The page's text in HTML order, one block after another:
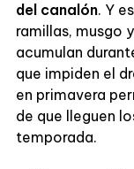
del canalón. Y
ramillas, musgo
acumulan
que impiden el
en primavera
de que lleguen
temporada.